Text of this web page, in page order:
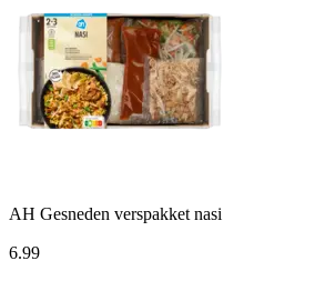
AH Gesneden verspakket nasi
6.99